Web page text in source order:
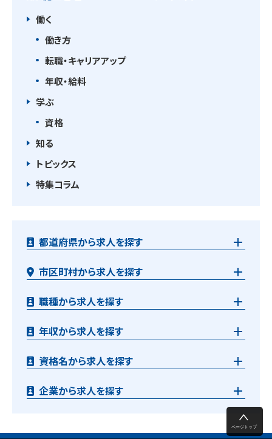
働く
働き方
転職・キャリアアップ
年収・給料
学ぶ
資格
知る
トピックス
特集コラム
都道府県から求人を探す
市区町村から求人を探す
職種から求人を探す
年収から求人を探す
資格名から求人を探す
企業から求人を探す